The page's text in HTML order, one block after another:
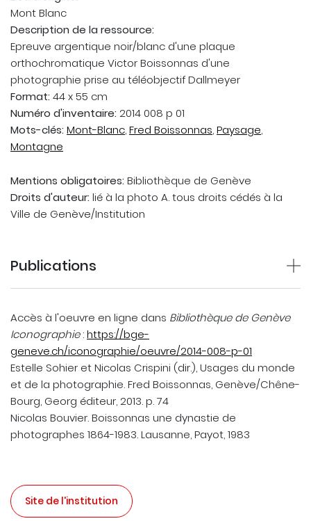
Mont Blanc
Description de la ressource:
Epreuve argentique noir/blanc d'une plaque
orthochromatique Victor Boissonnas d'une
photographie prise au téléobjectif Dallmeyer
Format: 44 x 55 cm
Numéro d'inventaire: 2014 008 p 01
Mots-clés: Mont-Blanc,Fred Boissonnas,Paysage,
Montagne
Mentions obligatoires: Bibliothèque de Genève
Droits d'auteur: lié à la photo A. tous droits cédés à la
Ville de Genève/Institution
Publications
Accès à l'oeuvre en ligne dans Bibliothèque de Genève
Iconographie:https://bge-
geneve.ch/iconographie/oeuvre/2014-008-p-01
Estelle Sohier et Nicolas Crispini (dir.), Usages du monde
et de la photographie. Fred Boissonnas, Genève/Chêne-
Bourg, Georg éditeur, 2013. p. 74
Nicolas Bouvier. Boissonnas une dynastie de
photographes 1864-1983. Lausanne, Payot, 1983
Site de l'institution